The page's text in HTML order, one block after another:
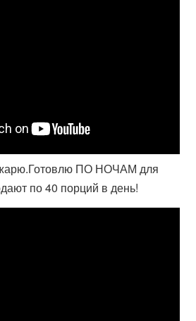
жарю.Готовлю ПО НОЧАМ для
по 40 порций в день!